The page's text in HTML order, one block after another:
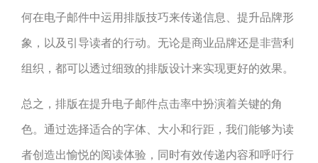
何在电子邮件中运用排版技巧来传递信息、提升品牌形
象，以及引导读者的行动。无论是商业品牌还是非营利
组织，都可以透过细致的排版设计来实现更好的效果。
总之，排版在提升电子邮件点击率中扮演着关键的角
色。通过选择适合的字体、大小和行距，我们能够为读
者创造出愉悦的阅读体验，同时有效传递内容和呼吁行